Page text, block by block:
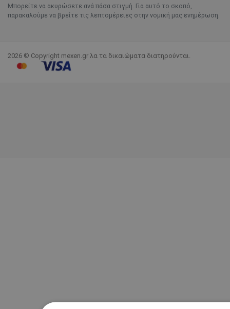
Μπορείτε να ακυρώσετε ανά πάσα στιγμή. Για αυτό το σκοπό,
παρακαλούμε να βρείτε τις λεπτομέρειες στην νομική μας ενημέρωση.
2026 © Copyright mexen.gr λα τα δικαιώματα διατηρούνται.